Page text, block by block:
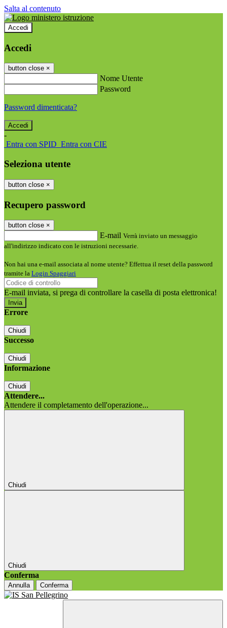
Salta al contenuto
Accedi
Accedi
button close ×
Nome Utente
Password
Password dimenticata?
-
Entra con SPID Entra con CIE
Seleziona utente
button close ×
Recupero password
button close ×
E-mail Verrà inviato un messaggio
all'indirizzo indicato con le istruzioni necessarie.
Non hai una e-mail associata al nome utente? Effettua il reset della password
tramite la Login Spaggiari
E-mail inviata, si prega di controllare la casella di posta elettronica!
Errore
Chiudi
Successo
Chiudi
Informazione
Chiudi
Attendere...
Attendere il completamento dell'operazione...
Chiudi
Chiudi
Conferma
Annulla Conferma